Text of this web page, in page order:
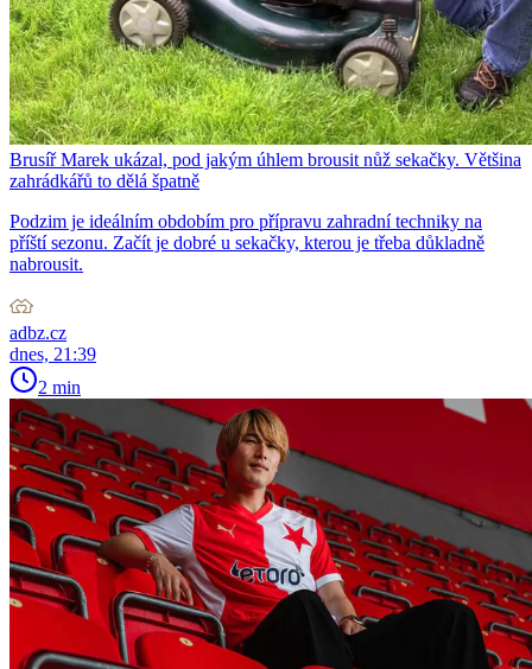
Brusíř Marek ukázal, pod jakým úhlem brousit nůž sekačky. Většina
zahrádkářů to dělá špatně
Podzim je ideálním obdobím pro přípravu zahradní techniky na
příští sezonu. Začít je dobré u sekačky, kterou je třeba důkladně
nabrousit.
adbz.cz
dnes, 21:39
2 min